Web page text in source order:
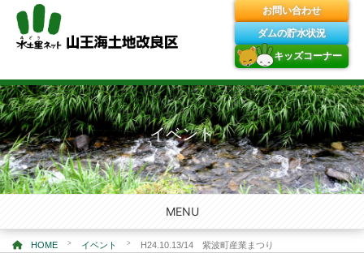
Skip
to
content
お問い合わせ
ダムの貯水状況
キッズコーナー
イベント
MENU
HOME > イベント > H24.10.13/14 紫波町産業まつり